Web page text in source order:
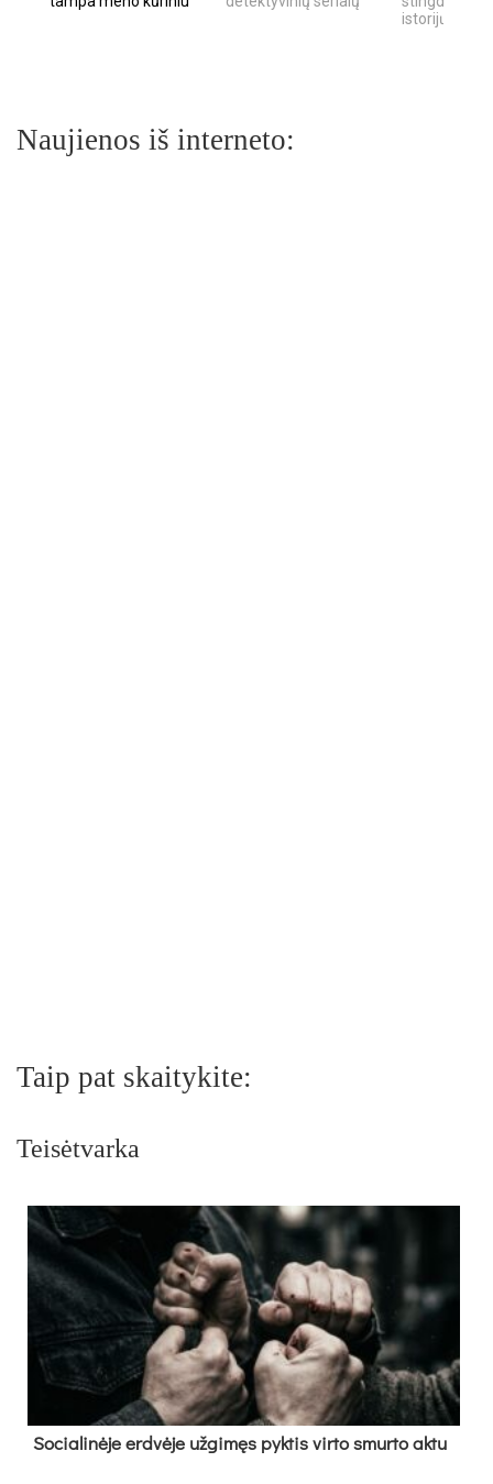
istorijų
Naujienos iš interneto:
Taip pat skaitykite:
Teisėtvarka
So­cia­li­nė­je erd­vė­je už­gi­męs pyk­tis vir­to smur­to ak­tu